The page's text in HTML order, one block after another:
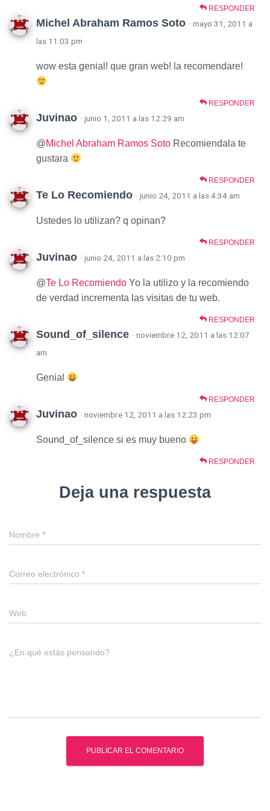
RESPONDER
Michel Abraham Ramos Soto · mayo 31, 2011 a
las 11:03 pm
wow esta genial! que gran web! la recomendare!
RESPONDER
Juvinao · junio 1, 2011 a las 12:29 am
@Michel Abraham Ramos Soto Recomiendala te
gustara
RESPONDER
Te Lo Recomiendo · junio 24, 2011 a las 4:34 am
Ustedes lo utilizan? q opinan?
RESPONDER
Juvinao · junio 24, 2011 a las 2:10 pm
@Te Lo Recomiendo Yo la utilizo y la recomiendo
de verdad incrementa las visitas de tu web.
RESPONDER
Sound_of_silence · noviembre 12, 2011 a las 12:07
am
Genial
RESPONDER
Juvinao · noviembre 12, 2011 a las 12:23 pm
Sound_of_silence si es muy bueno
RESPONDER
Deja una respuesta
Nombre *
Correo electrónico *
Web
¿En qué estás pensando?